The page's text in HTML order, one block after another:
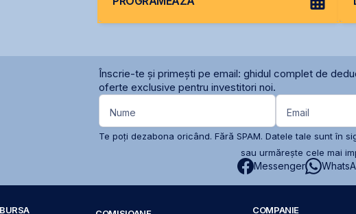
Înscrie-te și primești pe email: ghidul complet de
oferte exclusive pentru investitori noi.
Nume Email
Te poți dezabona oricând. Fără SPAM. Datele tale sunt în
sau urmărește cele mai
Messenger
COMPANIE